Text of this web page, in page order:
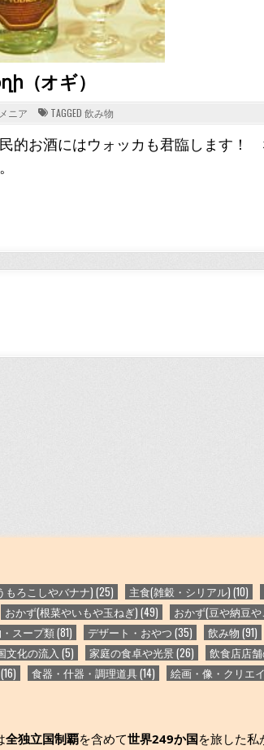
（オギ）
ニア TAGGED 飲み物
的お酒にはウォッカも君臨します！
もろこしやバナナ) (25) 主食(雑穀・シリアル) (10)
おかず(根菜やいもや玉ねぎ) (49) おかず(豆や納豆や
スープ類(81) デザート・おやつ (35) 飲み物 (91)
文化の流入 (5) 家庭の食卓や光景(26) 飲食店店
(16) 食器・什器・調理道具(14) 絵画・像・クリエ
全独立国制覇を含めて世界249か国を旅した